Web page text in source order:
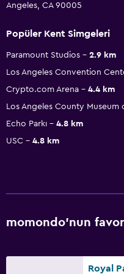
Angeles, CA 90005
Popüler Kent Simgeleri
Paramount Studios
2.9 km
Los Angeles Convention
Crypto.com Arena
4.4 km
Los Angeles County Museum
Echo Parkı
4.8 km
USC
4.8 km
momondo'nun